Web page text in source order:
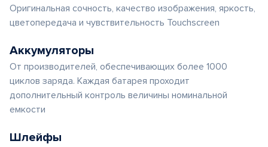
Оригинальная сочность, качество изображения, яркость,
цветопередача и чувствительность Touchscreen
Аккумуляторы
От производителей, обеспечивающих более 1000
циклов заряда. Каждая батарея проходит
дополнительный контроль величины номинальной
емкости
Шлейфы